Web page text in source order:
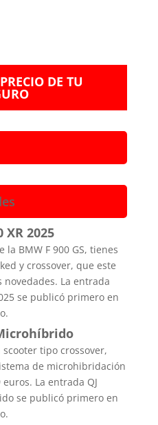
DE TU
XR 2025
la BMW F 900 GS, tienes
y crossover, que este
La entrada
se publicó primero en
scooter tipo crossover,
de microhibridación
La entrada QJ
se publicó primero en